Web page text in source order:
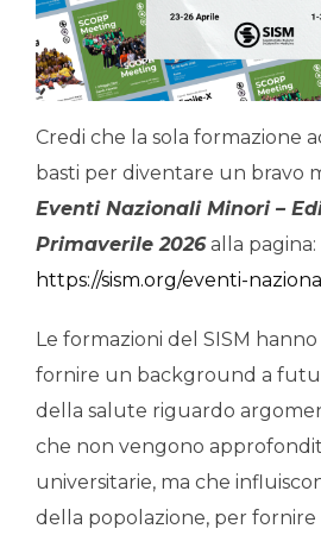
Credi che la sola formazione
basti per diventare un bravo
Eventi Nazionali Minori –
Primaverile 2026alla pagina:
https://sism.org/eventi-
Le formazioni del SISM hanno
fornire un background a
della salute riguardo
che non vengono
universitarie, ma che
della popolazione, per